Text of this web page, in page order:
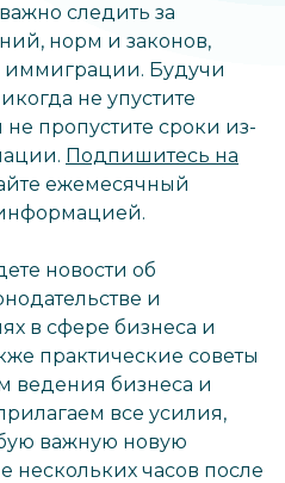
следить за
норм и законов,
иммиграции. Будучи
не упустите
пропустите сроки из-
Подпишитесь на
ежемесячный
новости об
и
в сфере бизнеса и
практические советы
ведения бизнеса и
все усилия,
важную новую
часов после